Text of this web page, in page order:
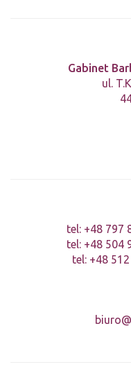
Gabinet
ul.
tel: +48 797
tel: +48 504
tel: +48